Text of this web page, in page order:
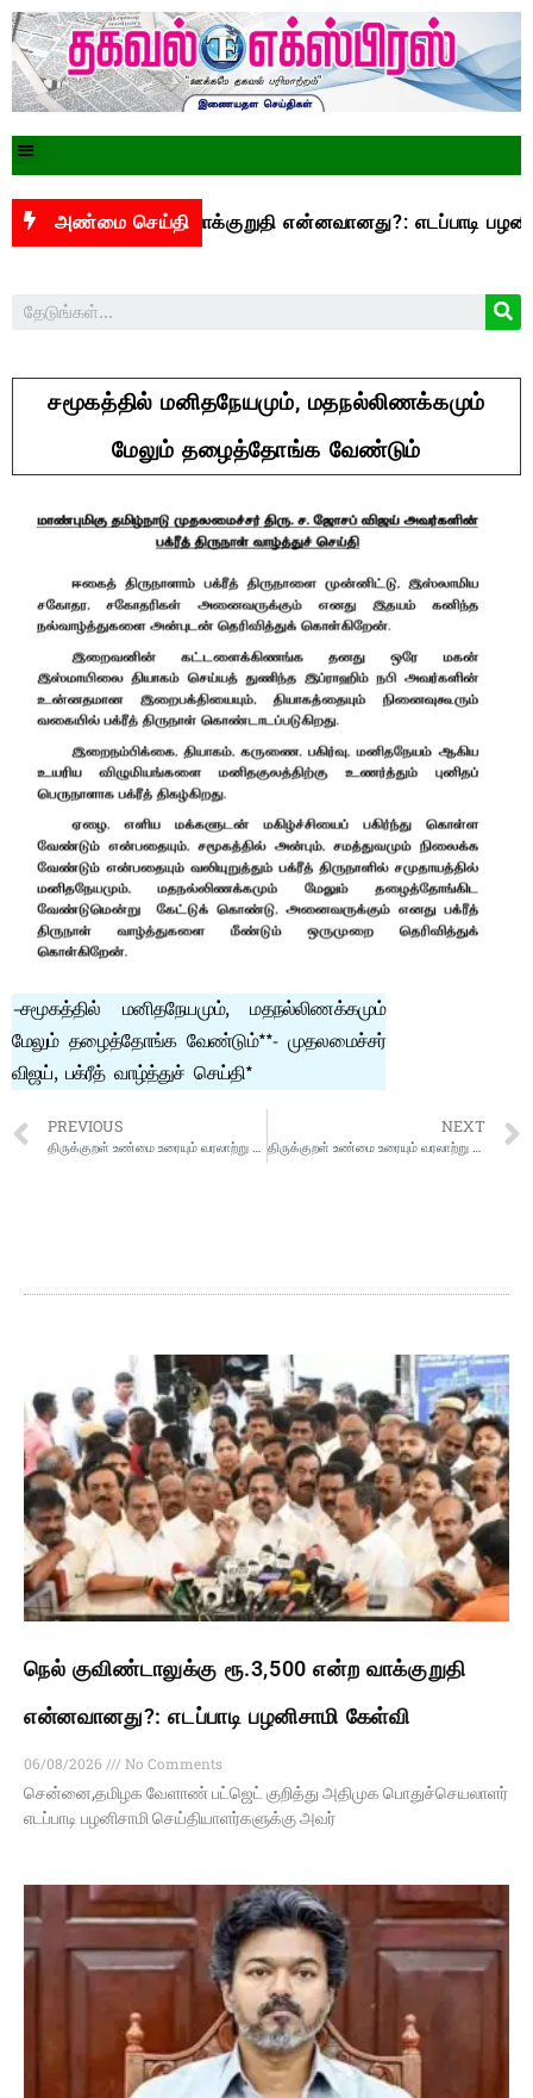
அண்மை செய்தி
என்ற வாக்குறுதி என்னவானது?: எடப்பாடி பழனிசாமி
சமூகத்தில் மனிதநேயமும், மதநல்லிணக்கமும்
மேலும் தழைத்தோங்க வேண்டும்
–சமூகத்தில் மனிதநேயமும், மதநல்லிணக்கமும்
மேலும் தழைத்தோங்க வேண்டும்**- முதலமைச்சர்
விஜய், பக்ரீத் வாழ்த்துச் செய்தி*
PREVIOUS NEXT
நெல் குவிண்டாலுக்கு ரூ.3,500 என்ற வாக்குறுதி
என்னவானது?: எடப்பாடி பழனிசாமி கேள்வி
06/08/2026
No Comments
சென்னை,தமிழக வேளாண் பட்ஜெட் குறித்து அதிமுக பொதுச்செயலாளர்
எடப்பாடி பழனிசாமி செய்தியாளர்களுக்கு அவர்